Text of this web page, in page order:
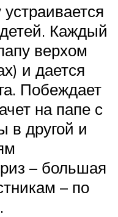
Каждый
верхом
и дается
Побеждает
на папе с
в другой и
– большая
– по